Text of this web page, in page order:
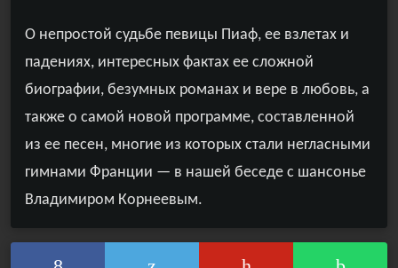
О непростой судьбе певицы Пиаф, ее взлетах и
падениях, интересных фактах ее сложной
биографии, безумных романах и вере в любовь, а
также о самой новой программе, составленной
из ее песен, многие из которых стали негласными
гимнами Франции — в нашей беседе с шансонье
Владимиром Корнеевым.